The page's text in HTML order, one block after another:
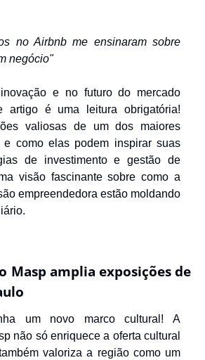
no Airbnb me ensinaram sobre
negócio"
inovação e no futuro do mercado
artigo é uma leitura obrigatória!
valiosas de um dos maiores
e como elas podem inspirar suas
de investimento e gestão de
visão fascinante sobre como a
empreendedora estão moldando
Masp amplia exposições de
um novo marco cultural! A
não só enriquece a oferta cultural
valoriza a região como um